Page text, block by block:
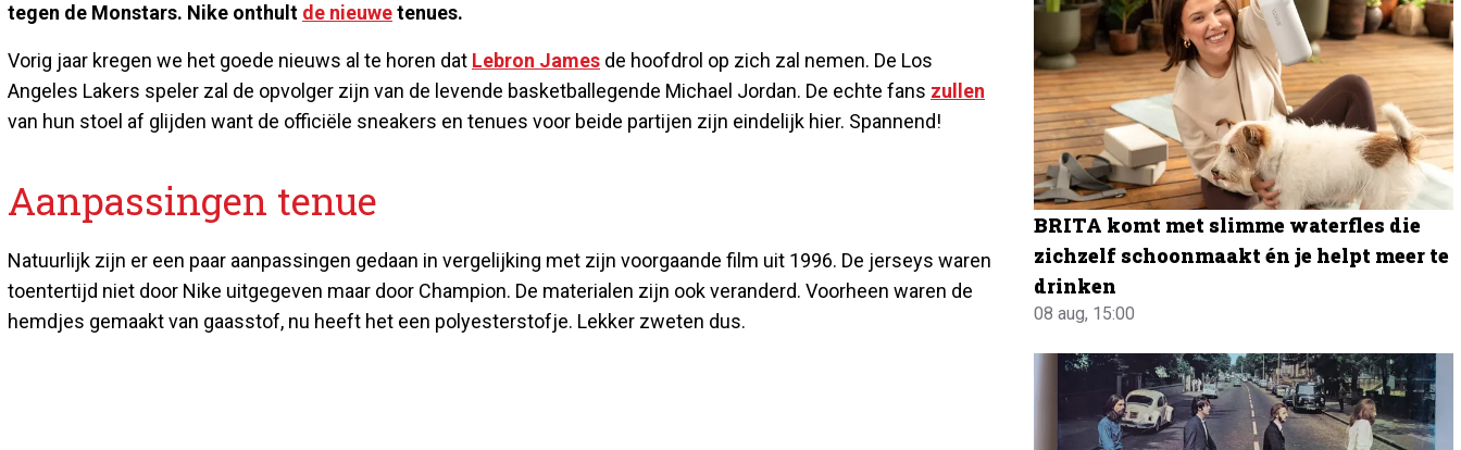
tegen de Monstars. Nike onthult de nieuwetenues.
Vorig jaar kregen we het goede nieuws al te horen dat Lebron James de hoofdrol op zich zal nemen. De Los
Angeles Lakers speler zal de opvolger zijn van de levende basketballegende Michael Jordan. De echte fans zullen
van hun stoel af glijden want de officiële sneakers en tenues voor beide partijen zijn eindelijk hier. Spannend!
Aanpassingen tenue
Natuurlijk zijn er een paar aanpassingen gedaan in vergelijking met zijn voorgaande film uit 1996. De jerseys waren
toentertijd niet door Nike uitgegeven maar door Champion. De materialen zijn ook veranderd. Voorheen waren de
hemdjes gemaakt van gaasstof, nu heeft het een polyesterstofje. Lekker zweten dus.
BRITA komt met slimme waterfles die
zichzelf schoonmaakt én je helpt meer te
drinken
08 aug, 15:00